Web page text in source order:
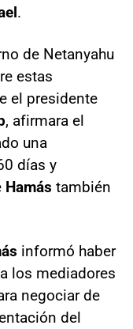
.
de Netanyahu
estas
el presidente
, afirmara el
una
días y
Hamás también
informó haber
los mediadores
negociar de
del